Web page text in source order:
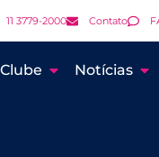
11 3779-2000 Contato
Notícias